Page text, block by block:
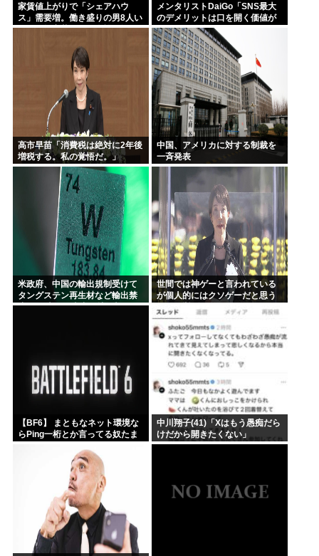
家賃値上がりで「シェアハウ
ス」需要増。働き盛りの男8人い
れば一軒家暮らしも余裕で毎日
メンタリストDaiGo「SNS最大
のデメリットは口を開く価値が
ない奴が発信できるようになっ
たこと」
高市早苗「消費税は絶対に2年後
増税する。私の覚悟だ。」
中国、アメリカに対する制裁を
一斉発表
米政府、中国の輸出規制受けて
タングステン再生材など輸出禁
止へ 日本さん米中に挟み撃ちさ
世間では神ゲーと言われている
が個人的にはクソゲーだと思う
ゲーム挙げてけwww
【BF6】 まともなネット環境な
らPing一桁とか言ってる奴たま
中川翔子(41)「Xはもう愚痴だら
けだから開きたくない」